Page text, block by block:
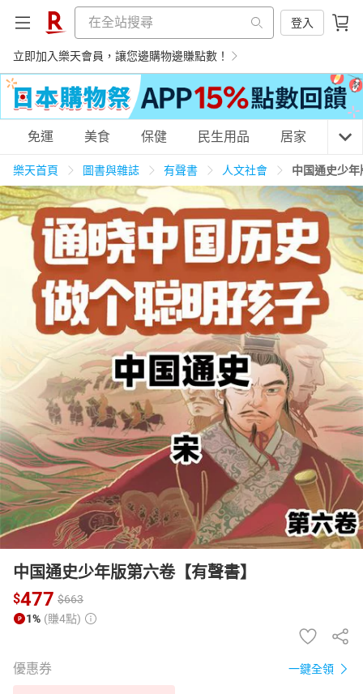
登入
立即加入樂天會員，讓您邊購物邊賺點數！
購物網分類
天天免運 美食蛋糕 養生保健 民生用品
居家生活 3C家電 運動休閒 親子玩具
男裝 化妝保養 情趣用品
日本購物 電子/紙本書
HOT
免運 美食 保健 民生用品 居家 3C
樂天首頁 圖書與雜誌 有聲書 人文社會 中国通史少
中国通史少年版第六卷【有聲書】
$477 $663
1% (賺4點)
優惠券 一鍵全領